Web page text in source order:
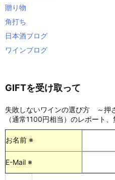
贈り物
角打ち
日本酒ブログ
ワインブログ
GIFTを受け取って
失敗しないワインの選び方 ～押
（通常1100円相当）のレポート
お名前 ※
E-Mail ※